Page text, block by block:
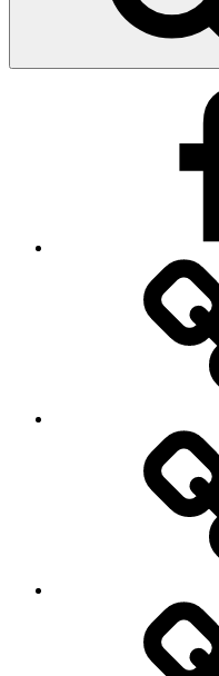
Datenschutzerklärung